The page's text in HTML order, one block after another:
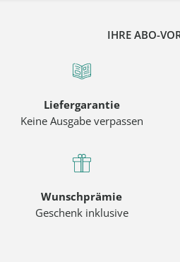
IHRE ABO-
Liefergarantie
Keine Ausgabe verpassen
Wunschprämie
Geschenk inklusive